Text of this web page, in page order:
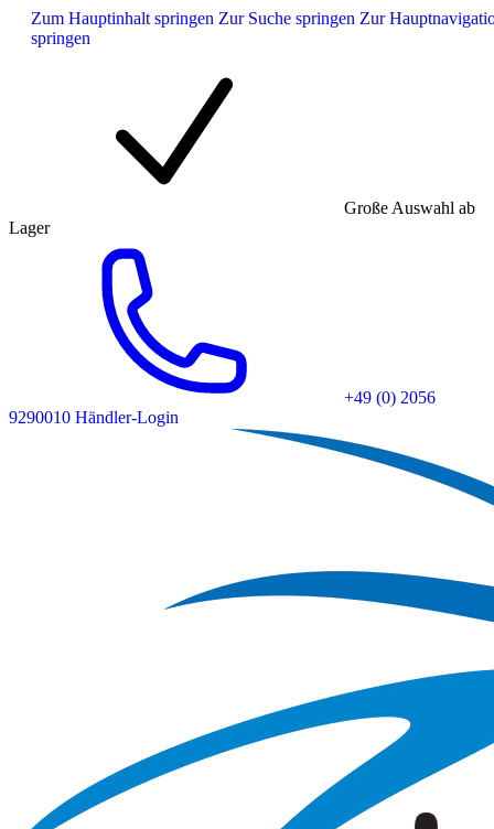
Zum Hauptinhalt springen Zur Suche springen Zur
springen
Große Auswahl ab
Lager
+49 (0) 2056
9290010 Händler-Login